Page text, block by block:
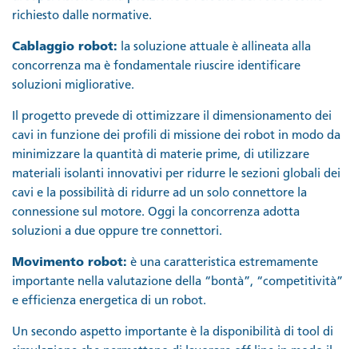
richiesto dalle normative.
Cablaggio robot: la soluzione attuale è allineata alla
concorrenza ma è fondamentale riuscire identificare
soluzioni migliorative.
Il progetto prevede di ottimizzare il dimensionamento dei
cavi in funzione dei profili di missione dei robot in modo da
minimizzare la quantità di materie prime, di utilizzare
materiali isolanti innovativi per ridurre le sezioni globali dei
cavi e la possibilità di ridurre ad un solo connettore la
connessione sul motore. Oggi la concorrenza adotta
soluzioni a due oppure tre connettori.
Movimento robot: è una caratteristica estremamente
importante nella valutazione della “bontà”, “competitività”
e efficienza energetica di un robot.
Un secondo aspetto importante è la disponibilità di tool di